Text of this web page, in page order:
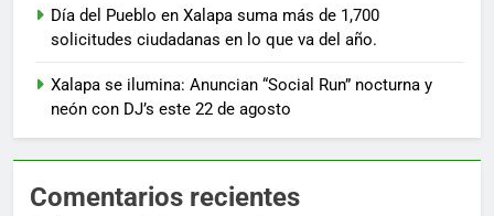
Día del Pueblo en Xalapa suma más de 1,700
solicitudes ciudadanas en lo que va del año.
Xalapa se ilumina: Anuncian “Social Run” nocturna y
neón con DJ’s este 22 de agosto
Comentarios recientes